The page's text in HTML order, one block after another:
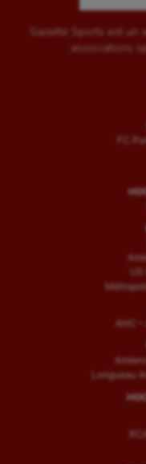
Gazette Sports est
associations
FC
AHC
Longueau